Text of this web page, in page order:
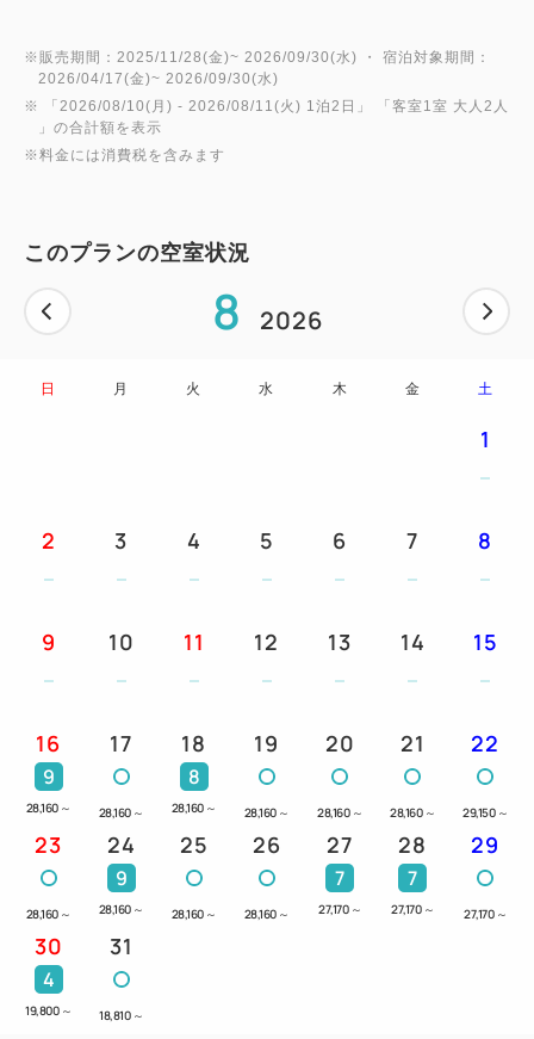
具材をお好きなだけ盛付けして頂けます。
リザンの朝食革命を是非お楽しみください！
－－－－－－－－－－－－－－－－－－
2日間分のレンタカー料金がセットになっています。
★表示料金は、レンタカー利用料金も含まれた金額で
す。
お部屋
ご朝食
和洋食バイキングをお楽しみください。
おもてなし
①レストランやマリンスポーツ、イベントにご利用い
ただけるエンジョイポイント券を、20ポイント
（2,000円相当）お付けします。
②ウェルカムドリンク1杯付です。
③朝食券をランチ券としてもご利用いただけます。
※販売期間：2025/11/28(金)~ 2026/09/30(水) ・ 宿泊対象期間：
2026/04/17(金)~ 2026/09/30(水)
※ 「 2026/08/10(月) - 2026/08/11(火) 1泊2日 」 「 客室1室 大人2人
」の合計額を表示
※料金には消費税を含みます
このプランの空室状況
8 2026
日 月 火 水 木 金 土
1
2 3 4 5 6 7 8
9 10 11 12 13 14 15
16
9
28,160 ～
17
28,160 ～
18
8
28,160 ～
19
28,160 ～
20
28,160 ～
21
28,160 ～
22
29,150 ～
23
28,160 ～
24
9
28,160 ～
25
28,160 ～
26
28,160 ～
27
7
27,170 ～
28
7
27,170 ～
29
27,170 ～
30
4
19,800 ～
31
18,810 ～